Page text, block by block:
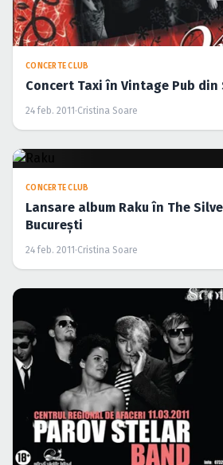
CONCERTE CLUB
Concert Taxi în Vintage Pub din
24 feb. 2011·Cristina Soare
CONCERTE CLUB
Lansare album Raku în The
Bucureşti
24 feb. 2011·Cristina Soare